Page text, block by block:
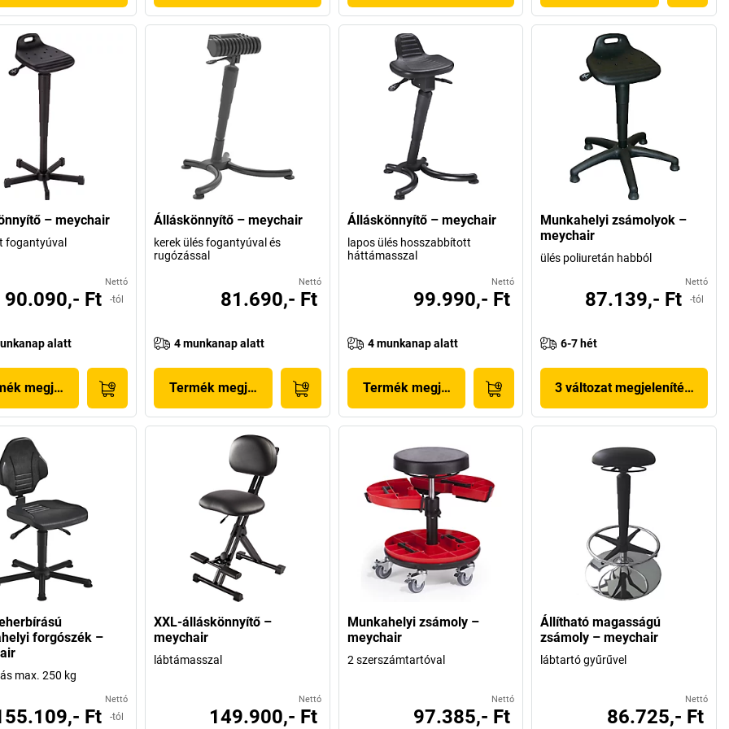
– meychair
fogantyúval
Nettó
90.090,- Ft -tól
alatt
megjelenítése
Álláskönnyítő – meychair
kerek ülés fogantyúval és
rugózással
Nettó
81.690,- Ft
4 munkanap alatt
Termék megjelenítése
Álláskönnyítő – meychair
lapos ülés hosszabbított
háttámasszal
Nettó
99.990,- Ft
4 munkanap alatt
Termék megjelenítése
Munkahelyi zsámolyok –
meychair
ülés poliuretán habból
Nettó
87.139,- Ft -tól
6-7 hét
3 változat megjelenítése
forgószék –
max. 250 kg
Nettó
Ft -tól
XXL-álláskönnyítő –
meychair
lábtámasszal
Nettó
149.900,- Ft
Munkahelyi zsámoly –
meychair
2 szerszámtartóval
Nettó
97.385,- Ft
Állítható magasságú
zsámoly – meychair
lábtartó gyűrűvel
Nettó
86.725,- Ft